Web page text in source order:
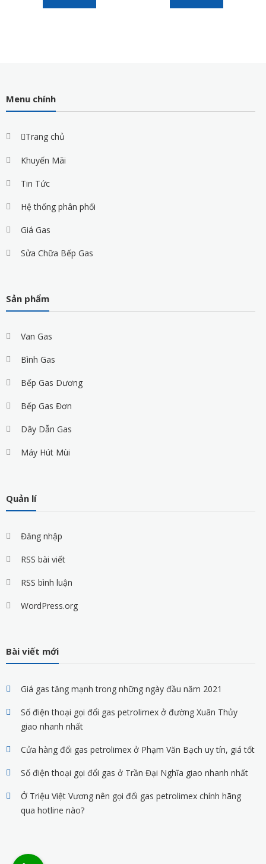
Menu chính
Trang chủ
Khuyến Mãi
Tin Tức
Hệ thống phân phối
Giá Gas
Sửa Chữa Bếp Gas
Sản phẩm
Van Gas
Bình Gas
Bếp Gas Dương
Bếp Gas Đơn
Dây Dẫn Gas
Máy Hút Mùi
Quản lí
Đăng nhập
RSS bài viết
RSS bình luận
WordPress.org
Bài viết mới
Giá gas tăng mạnh trong những ngày đầu năm 2021
Số điện thoại gọi đổi gas petrolimex ở đường Xuân Thủy
giao nhanh nhất
Cửa hàng đổi gas petrolimex ở Phạm Văn Bạch uy tín, giá tốt
Số điện thoại gọi đổi gas ở Trần Đại Nghĩa giao nhanh nhất
Ở Triệu Việt Vương nên gọi đổi gas petrolimex chính hãng
qua hotline nào?